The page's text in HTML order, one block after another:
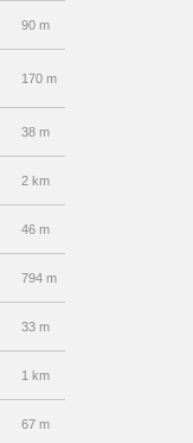
90 m
170 m
38 m
2 km
46 m
794 m
33 m
1 km
67 m